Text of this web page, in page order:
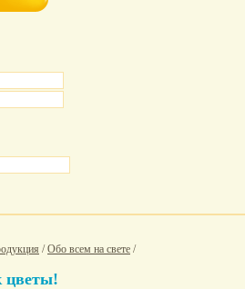
/Обо всем на свете /
цветы!